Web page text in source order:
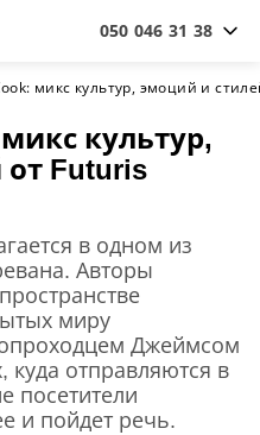
050 046 31 38
микс культур, эмоций и
культур,
Futuris
в одном из
Авторы
миру
Джеймсом
куда отправляются в
посетители
и пойдет речь.